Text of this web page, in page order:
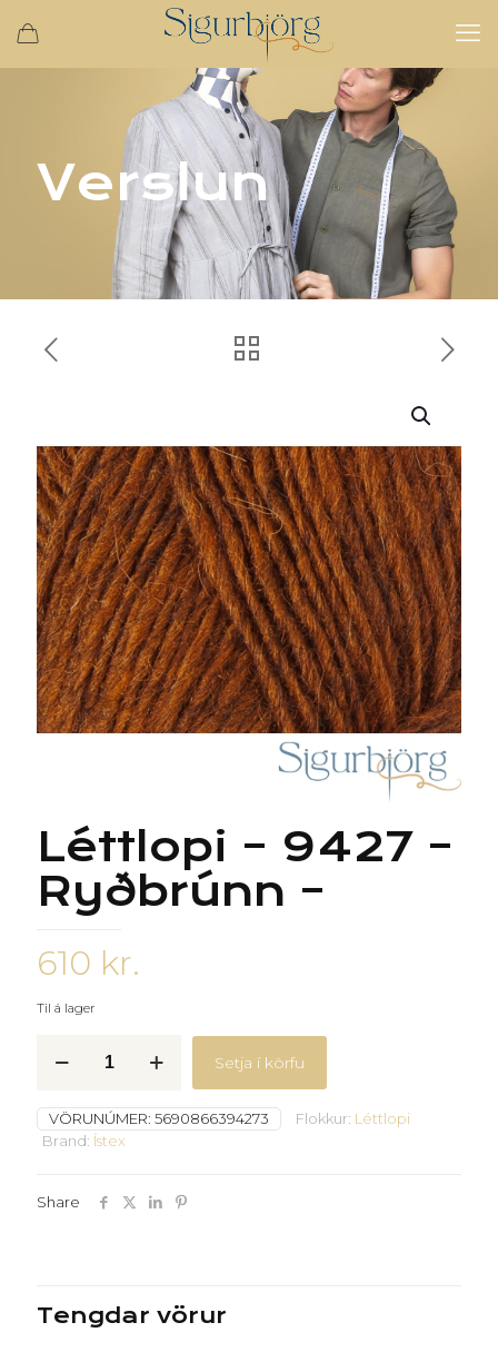
Verslun
Léttlopi – 9427 –
Ryðbrúnn –
610 kr.
Til á lager
-
Ryðbrúnn
Setja í körfu
VÖRUNÚMER: 5690866394273 Flokkur: Léttlopi
Brand: Ístex
Share
Tengdar vörur